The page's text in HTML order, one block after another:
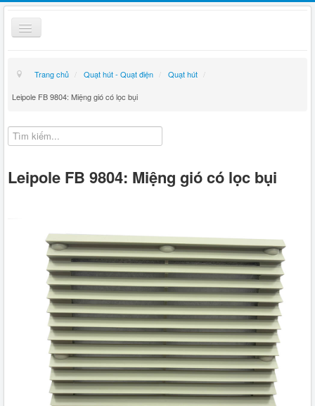
Toggle
Navigation
Kỹ thuật
Giỏ hàng
Hướng dẫn mua hàng
Liên hệ
Trang chủ / Quạt hút - Quạt điện / Quạt hút
/
Leipole FB 9804: Miệng gió có lọc bụi
Leipole FB 9804: Miệng gió có lọc bụi